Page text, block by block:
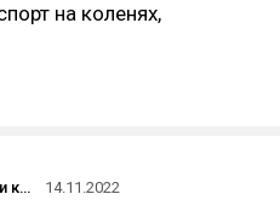
на коленях,
«В тюрьму или заткнись и катись отсюда»: Анастасия Татулова сообщила о масштабных проверках в сети «АндерСон»
14.11.2022